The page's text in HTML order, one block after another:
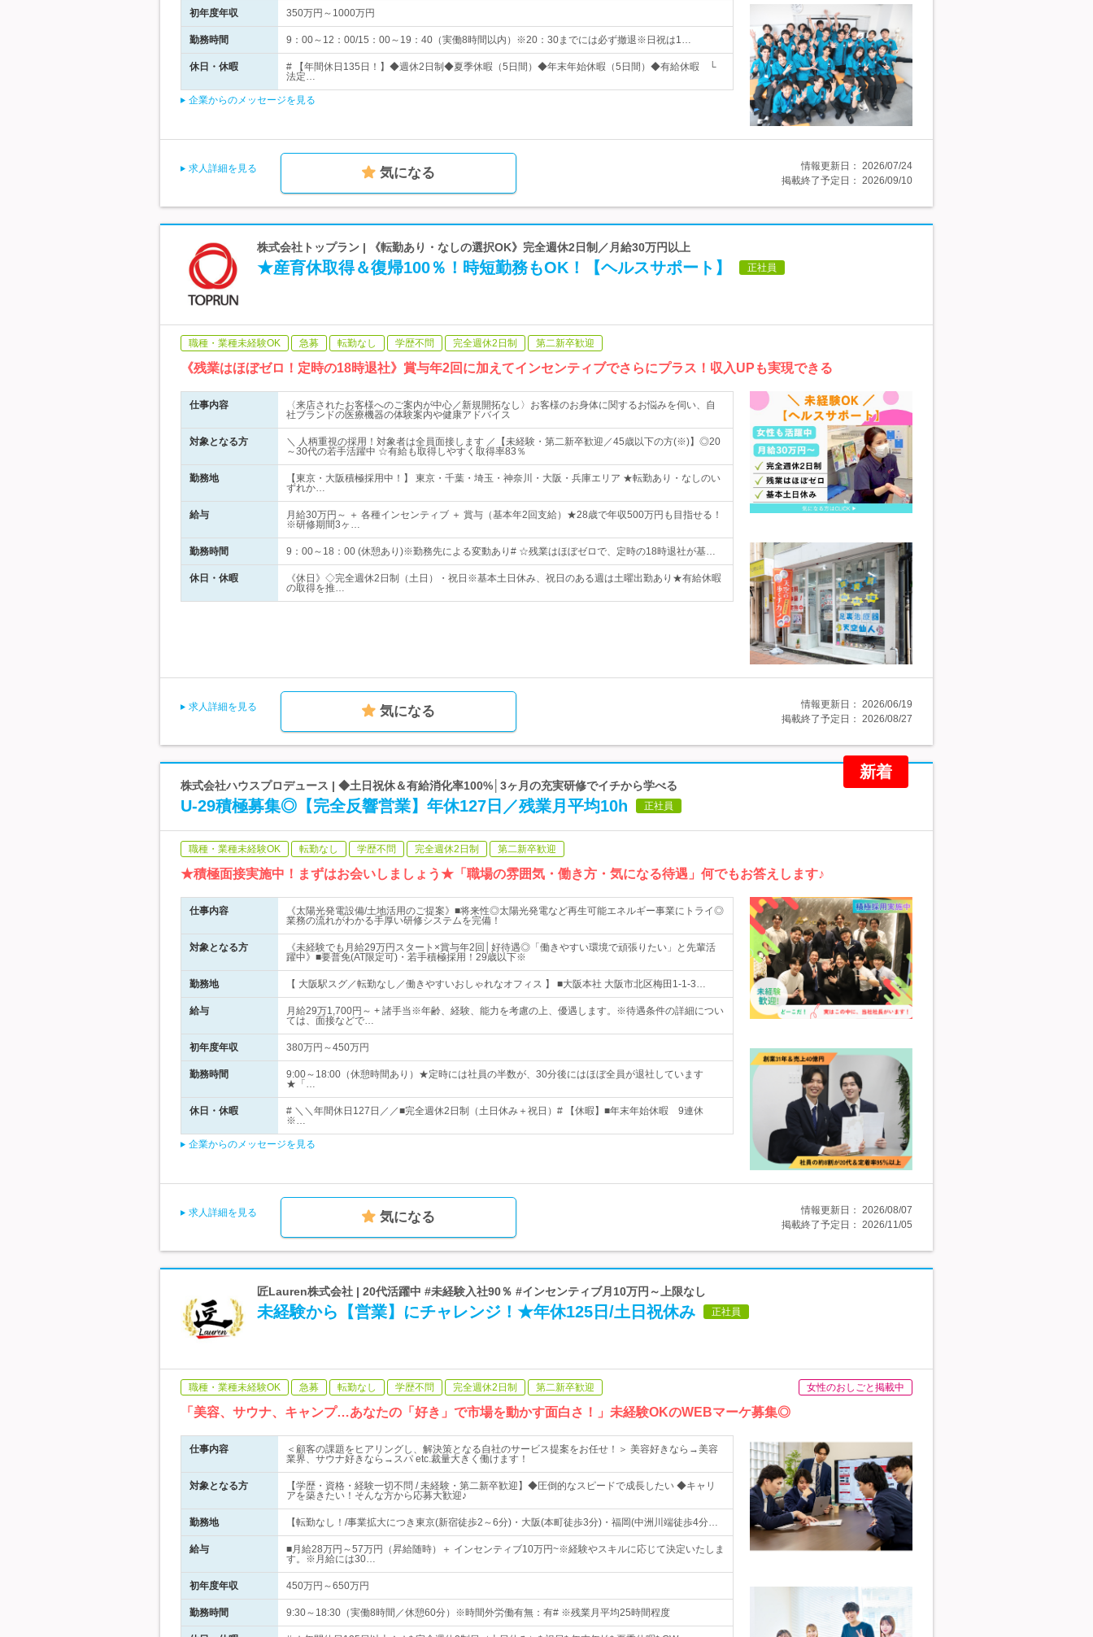
初年度年収 350万円～1000万円
勤務時間 9：00～12：00/15：00～19：40（実働8時間以内）※20：30までには必ず撤退※日祝は1…
休日・休暇
# 【年間休日135日！】◆週休2日制◆夏季休暇（5日間）◆年末年始休暇（5日間）◆有給休暇 └
法定…
企業からのメッセージを見る
求人詳細を見る 気になる 情報更新日： 2026/07/24
掲載終了予定日： 2026/09/10
株式会社トップラン | 《転勤あり・なしの選択OK》完全週休2日制／月給30万円以上
★産育休取得＆復帰100％！時短勤務もOK！【ヘルスサポート】 正社員
職種・業種未経験OK 急募 転勤なし 学歴不問 完全週休2日制 第二新卒歓迎
《残業はほぼゼロ！定時の18時退社》賞与年2回に加えてインセンティブでさらにプラス！収入UPも実現できる
仕事内容
〈来店されたお客様へのご案内が中心／新規開拓なし〉お客様のお身体に関するお悩みを伺い、自
社ブランドの医療機器の体験案内や健康アドバイス
対象となる方
＼ 人柄重視の採用！対象者は全員面接します ／【未経験・第二新卒歓迎／45歳以下の方(※)】◎20
～30代の若手活躍中 ☆有給も取得しやすく取得率83％
勤務地
【東京・大阪積極採用中！】 東京・千葉・埼玉・神奈川・大阪・兵庫エリア ★転勤あり・なしのい
ずれか…
給与
月給30万円～ ＋ 各種インセンティブ ＋ 賞与（基本年2回支給）★28歳で年収500万円も目指せる！
※研修期間3ヶ…
勤務時間 9：00～18：00 (休憩あり)※勤務先による変動あり# ☆残業はほぼゼロで、定時の18時退社が基…
休日・休暇
《休日》◇完全週休2日制（土日）・祝日※基本土日休み、祝日のある週は土曜出勤あり★有給休暇
の取得を推…
求人詳細を見る 気になる 情報更新日： 2026/06/19
掲載終了予定日： 2026/08/27
新着
株式会社ハウスプロデュース | ◆土日祝休＆有給消化率100%│3ヶ月の充実研修でイチから学べる
U-29積極募集◎【完全反響営業】年休127日／残業月平均10h 正社員
職種・業種未経験OK 転勤なし 学歴不問 完全週休2日制 第二新卒歓迎
★積極面接実施中！まずはお会いしましょう★「職場の雰囲気・働き方・気になる待遇」何でもお答えします♪
仕事内容
《太陽光発電設備/土地活用のご提案》■将来性◎太陽光発電など再生可能エネルギー事業にトライ◎
業務の流れがわかる手厚い研修システムを完備！
対象となる方
《未経験でも月給29万円スタート×賞与年2回│好待遇◎「働きやすい環境で頑張りたい」と先輩活
躍中》■要普免(AT限定可)・若手積極採用！29歳以下※
勤務地 【 大阪駅スグ／転勤なし／働きやすいおしゃれなオフィス 】 ■大阪本社 大阪市北区梅田1-1-3…
給与
月給29万1,700円～ + 諸手当※年齢、経験、能力を考慮の上、優遇します。※待遇条件の詳細につい
ては、面接などで…
初年度年収 380万円～450万円
勤務時間
9:00～18:00（休憩時間あり）★定時には社員の半数が、30分後にはほぼ全員が退社しています
★「…
休日・休暇
# ＼＼年間休日127日／／■完全週休2日制（土日休み＋祝日）# 【休暇】■年末年始休暇 9連休
※…
企業からのメッセージを見る
求人詳細を見る 気になる 情報更新日： 2026/08/07
掲載終了予定日： 2026/11/05
匠Lauren株式会社 | 20代活躍中 #未経験入社90％ #インセンティブ月10万円～上限なし
未経験から【営業】にチャレンジ！★年休125日/土日祝休み 正社員
職種・業種未経験OK 急募 転勤なし 学歴不問 完全週休2日制 第二新卒歓迎 女性のおしごと掲載中
「美容、サウナ、キャンプ…あなたの「好き」で市場を動かす面白さ！」未経験OKのWEBマーケ募集◎
仕事内容
＜顧客の課題をヒアリングし、解決策となる自社のサービス提案をお任せ！＞ 美容好きなら→美容
業界、サウナ好きなら→スパ etc.裁量大きく働けます！
対象となる方
【学歴・資格・経験一切不問 / 未経験・第二新卒歓迎】◆圧倒的なスピードで成長したい ◆キャリ
アを築きたい！そんな方から応募大歓迎♪
勤務地 【転勤なし！/事業拡大につき東京(新宿徒歩2～6分)・大阪(本町徒歩3分)・福岡(中洲川端徒歩4分…
給与
■月給28万円～57万円（昇給随時）＋ インセンティブ10万円~※経験やスキルに応じて決定いたしま
す。※月給には30…
初年度年収 450万円～650万円
勤務時間 9:30～18:30（実働8時間／休憩60分）※時間外労働有無：有# ※残業月平均25時間程度